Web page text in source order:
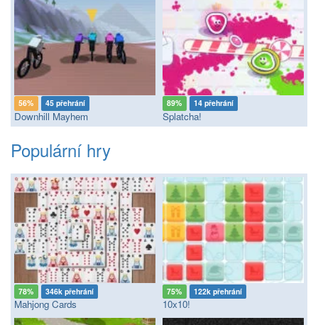
56% 45 přehrání
Downhill Mayhem
89% 14 přehrání
Splatcha!
Populární hry
78% 346k přehrání
Mahjong Cards
75% 122k přehrání
10x10!